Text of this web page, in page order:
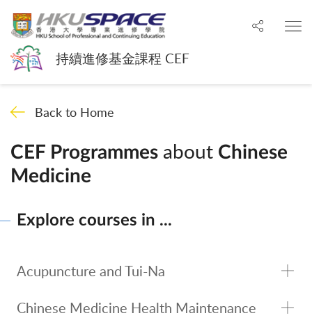
持續進修基金課程 CEF
Share to
Back to Home
CEF Programmes about Chinese
Medicine
Explore courses in ...
Acupuncture and Tui-Na
Chinese Medicine Health Maintenance